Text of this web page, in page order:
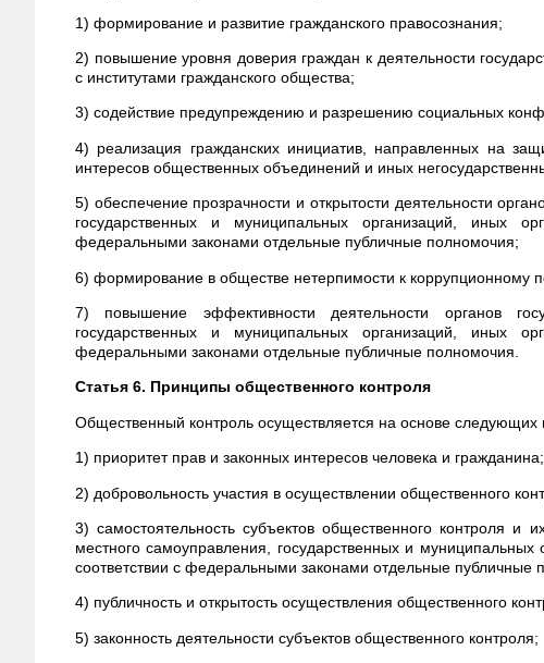
1) формирование и развитие гражданского правосознания;
2) повышение уровня доверия граждан к деятельности
с институтами гражданского общества;
3) содействие предупреждению и разрешению социальных
4) реализация гражданских инициатив, направленных на
интересов общественных объединений и иных
5) обеспечение прозрачности и открытости деятельности
государственных и муниципальных организаций, иных
федеральными законами отдельные публичные полномочия;
6) формирование в обществе нетерпимости к коррупционному
7) повышение эффективности деятельности органов
государственных и муниципальных организаций, иных
федеральными законами отдельные публичные полномочия.
Статья 6. Принципы общественного контроля
Общественный контроль осуществляется на основе следующих
1) приоритет прав и законных интересов человека и гражданина;
2) добровольность участия в осуществлении общественного
3) самостоятельность субъектов общественного контроля и
местного самоуправления, государственных и
соответствии с федеральными законами отдельные публичные
4) публичность и открытость осуществления общественного
5) законность деятельности субъектов общественного контроля;